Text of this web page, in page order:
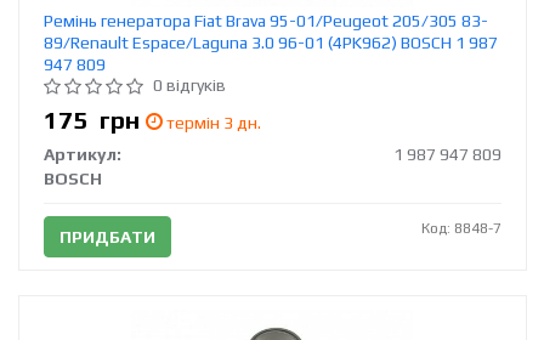
Ремінь генератора Fiat Brava 95-01/Peugeot 205/305 83-
89/Renault Espace/Laguna 3.0 96-01 (4PK962) BOSCH 1 987
947 809
0 відгуків
175 грн
термін 3 дн.
Артикул:
1 987 947 809
BOSCH
ПРИДБАТИ Код: 8848-7